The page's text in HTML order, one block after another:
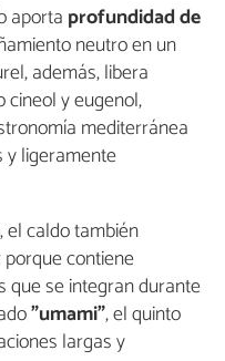
aporta profundidad de
neutro en un
además, libera
cineol y eugenol,
mediterránea
y ligeramente
el caldo también
contiene
que se integran durante
"umami", el quinto
largas y